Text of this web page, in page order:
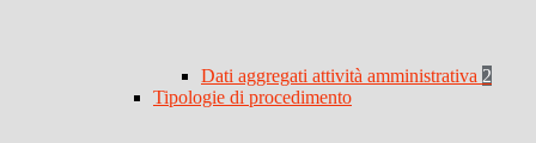
Dati aggregati attività amministrativa 2
Tipologie di procedimento